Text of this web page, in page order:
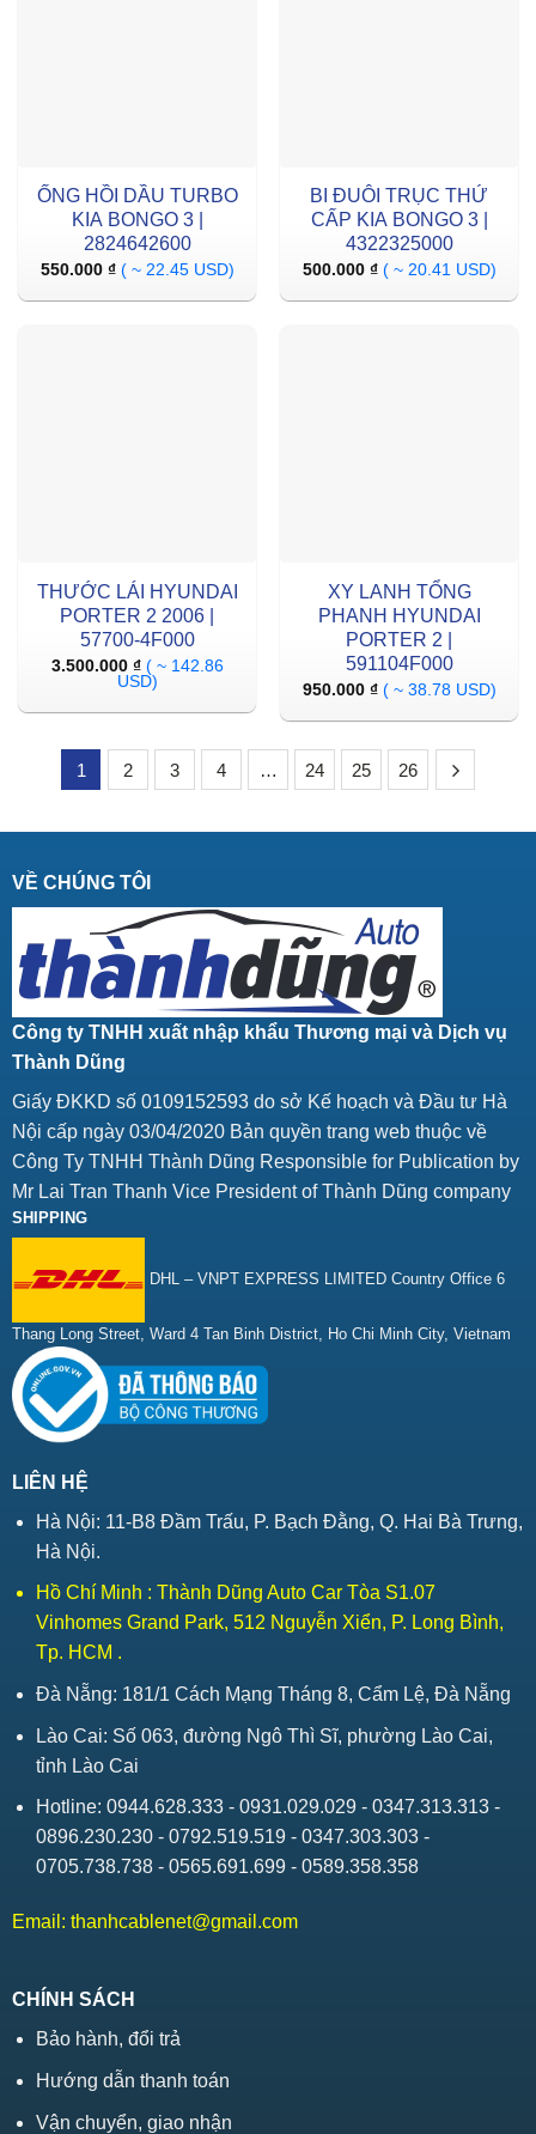
ỐNG HỒI DẦU TURBO
KIA BONGO 3 |
2824642600
550.000 ₫ ( ~ 22.45 USD)
BI ĐUÔI TRỤC THỨ
CẤP KIA BONGO 3 |
4322325000
500.000 ₫ ( ~ 20.41 USD)
THƯỚC LÁI HYUNDAI
PORTER 2 2006 |
57700-4F000
3.500.000 ₫ ( ~ 142.86
USD)
XY LANH TỔNG
PHANH HYUNDAI
PORTER 2 |
591104F000
950.000 ₫ ( ~ 38.78 USD)
1 2 3 4 … 24 25 26
VỀ CHÚNG TÔI
Công ty TNHH xuất nhập khẩu Thương mại và Dịch vụ
Thành Dũng
Giấy ĐKKD số 0109152593 do sở Kế hoạch và Đầu tư Hà
Nội cấp ngày 03/04/2020 Bản quyền trang web thuộc về
Công Ty TNHH Thành Dũng Responsible for Publication by
Mr Lai Tran Thanh Vice President of Thành Dũng company
SHIPPING
DHL – VNPT EXPRESS LIMITED Country Office 6
Thang Long Street, Ward 4 Tan Binh District, Ho Chi Minh City, Vietnam
LIÊN HỆ
Hà Nội: 11-B8 Đầm Trấu, P. Bạch Đằng, Q. Hai Bà Trưng,
Hà Nội.
Hồ Chí Minh : Thành Dũng Auto Car Tòa S1.07
Vinhomes Grand Park, 512 Nguyễn Xiển, P. Long Bình,
Tp. HCM .
Đà Nẵng: 181/1 Cách Mạng Tháng 8, Cẩm Lệ, Đà Nẵng
Lào Cai: Số 063, đường Ngô Thì Sĩ, phường Lào Cai,
tỉnh Lào Cai
Hotline: 0944.628.333 - 0931.029.029 - 0347.313.313 -
0896.230.230 - 0792.519.519 - 0347.303.303 -
0705.738.738 - 0565.691.699 - 0589.358.358
Email: thanhcablenet@gmail.com
CHÍNH SÁCH
Bảo hành, đổi trả
Hướng dẫn thanh toán
Vận chuyển, giao nhận